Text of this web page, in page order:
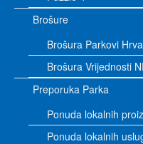
Brošure
Brošura Parkovi
Brošura Vrijednosti
Preporuka Parka
Ponuda lokalnih
Ponuda lokalnih